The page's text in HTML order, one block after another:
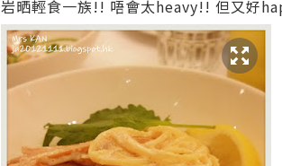
岩晒輕食一族!! 唔會太heavy!! 但又好